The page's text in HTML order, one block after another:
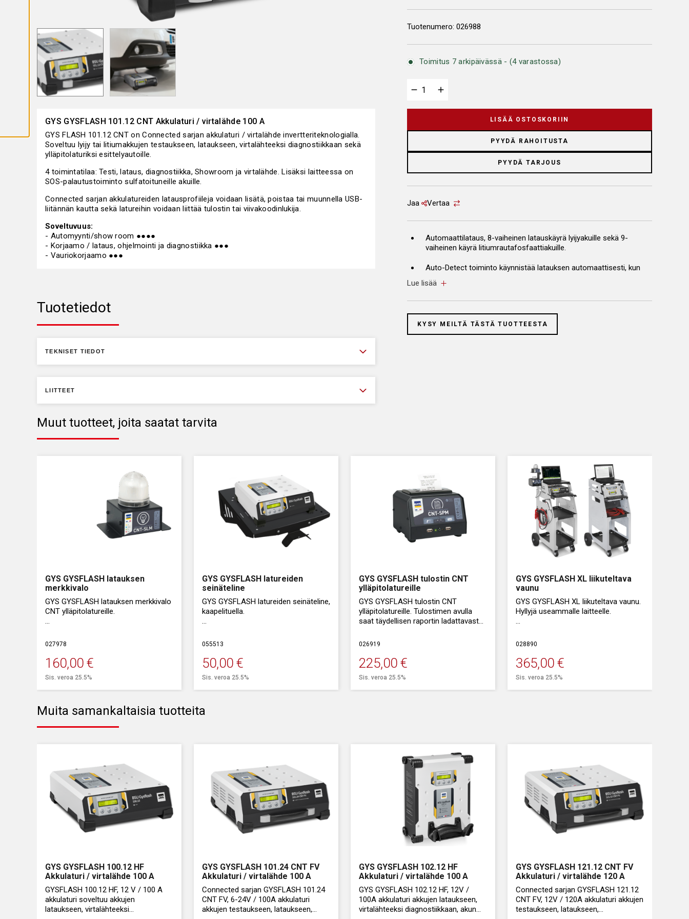
Tuotenumero: 026988
Toimitus 7 arkipäivässä - (4 varastossa)
LISÄÄ OSTOSKORIIN
PYYDÄ RAHOITUSTA
PYYDÄ TARJOUS
Jaa Vertaa
Automaattilataus, 8-vaiheinen latauskäyrä lyijyakuille sekä 9-
vaiheinen käyrä litiumrautafosfaattiakuille.
Auto-Detect toiminto käynnistää latauksen automaattisesti, kun
Lataushistoria ja tiedot voidaan siirtää USB-muistilla tietokoneelle
ja käyttää taulukkoina
(4,7 kg)
Ei ulkoista tuuletusta, hiljainen. Ei pölyyntymistä
Helppo ja selkeä Suomenkielinen käyttöliittymä
GYSFLASH 101.12 CNT akkulaturi sopii 12 V akuille
5 m latauskaapelit, saatavana myös 2,5 m kaapeleilla
Lue lisää
KYSY MEILTÄ TÄSTÄ TUOTTEESTA
GYS GYSFLASH 101.12 CNT Akkulaturi / virtalähde 100 A
GYS FLASH 101.12 CNT on Connected sarjan akkulaturi / virtalähde invertteriteknologialla.
Soveltuu lyijy tai litiumakkujen testaukseen, lataukseen, virtalähteeksi diagnostiikkaan sekä
ylläpitolaturiksi esittelyautoille.
4 toimintatilaa: Testi, lataus, diagnostiikka, Showroom ja virtalähde. Lisäksi laitteessa on
SOS-palautustoiminto sulfatoituneille akuille.
Connected sarjan akkulatureiden latausprofiileja voidaan lisätä, poistaa tai muunnella USB-
liitännän kautta sekä latureihin voidaan liittää tulostin tai viivakoodinlukija.
Soveltuvuus:
- Automyynti/show room ●●●●
- Korjaamo / lataus, ohjelmointi ja diagnostiikka ●●●
- Vauriokorjaamo ●●●
Tuotetiedot
TEKNISET TIEDOT
LIITTEET
Muut tuotteet, joita saatat tarvita
GYS GYSFLASH latauksen
merkkivalo
GYS GYSFLASH latauksen merkkivalo
CNT ylläpitolatureille.
latauksen tilan (eri väreissä).
027978
160,00 €
Sis. veroa 25.5%
GYS GYSFLASH latureiden
seinäteline
GYS GYSFLASH latureiden seinäteline,
kaapelituella.
pois seinätelineestä, ei kiinteää
055513
50,00 €
Sis. veroa 25.5%
GYS GYSFLASH tulostin CNT
ylläpitolatureille
GYS GYSFLASH tulostin CNT
ylläpitolatureille. Tulostimen avulla
saat täydellisen raportin ladattavasta
paikallaan.
026919
225,00 €
Sis. veroa 25.5%
GYS GYSFLASH XL liikuteltava
vaunu
GYS GYSFLASH XL liikuteltava vaunu.
Hyllyjä useammalle laitteelle.
testereiden siirtoa työpisteen lähelle.
028890
365,00 €
Sis. veroa 25.5%
Muita samankaltaisia tuotteita
GYS GYSFLASH 100.12 HF
Akkulaturi / virtalähde 100 A
GYSFLASH 100.12 HF, 12 V / 100 A
akkulaturi soveltuu akkujen
lataukseen, virtalähteeksi
GYS GYSFLASH 101.24 CNT FV
Akkulaturi / virtalähde 100 A
Connected sarjan GYSFLASH 101.24
CNT FV, 6-24V / 100A akkulaturi
akkujen testaukseen, lataukseen,
GYS GYSFLASH 102.12 HF
Akkulaturi / virtalähde 100 A
GYS GYSFLASH 102.12 HF, 12V /
100A akkulaturi akkujen lataukseen,
virtalähteeksi diagnostiikkaan, akun
GYS GYSFLASH 121.12 CNT FV
Akkulaturi / virtalähde 120 A
Connected sarjan GYSFLASH 121.12
CNT FV, 12V / 120A akkulaturi akkujen
testaukseen, lataukseen,